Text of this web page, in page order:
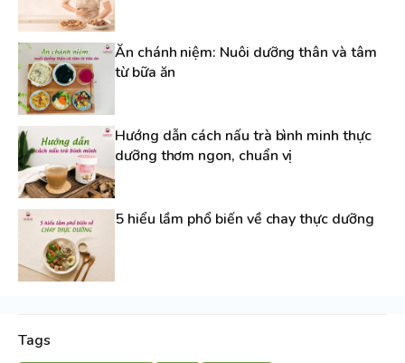
Ăn chánh niệm: Nuôi dưỡng thân và tâm
từ bữa ăn
Hướng dẫn cách nấu trà bình minh thực
dưỡng thơm ngon, chuẩn vị
5 hiểu lầm phổ biến về chay thực dưỡng
Tags